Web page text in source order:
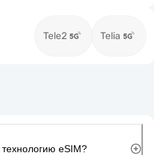
Tele2 Telia
eSIM?